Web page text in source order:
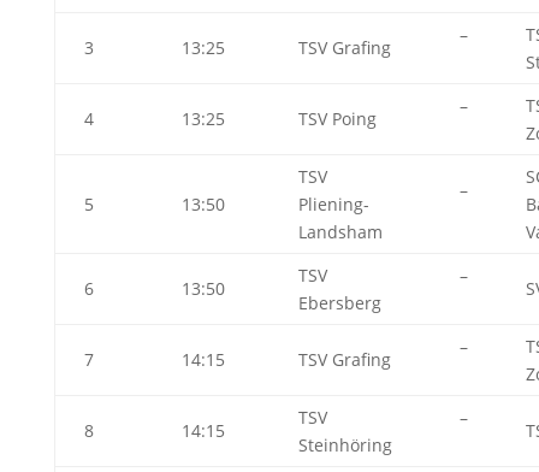
3 13:25 TSV Grafing
–
4 13:25 TSV Poing
–
5 13:50
TSV
Pliening-
Landsham
–
6 13:50
TSV
Ebersberg
–
7 14:15 TSV Grafing
–
8 14:15
TSV
Steinhöring
–